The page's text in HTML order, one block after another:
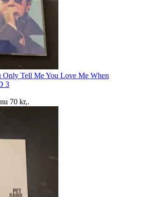
Only Tell Me You Love Me When
3
70 kr,.